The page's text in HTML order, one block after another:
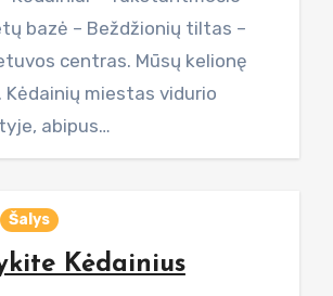
bazė – Beždžionių tiltas –
centras. Mūsų kelionę
Kėdainių miestas vidurio
abipus…
Šalys
Kėdainius